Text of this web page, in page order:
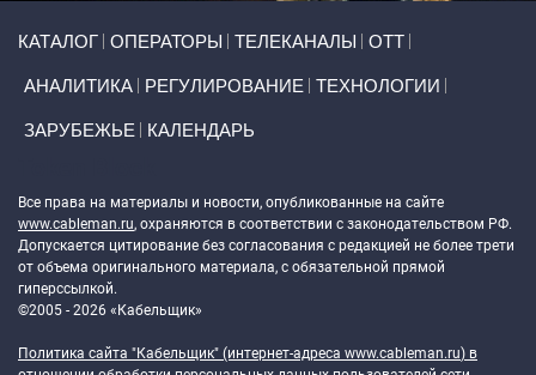
КАТАЛОГ ОПЕРАТОРЫ ТЕЛЕКАНАЛЫ ОТТ
АНАЛИТИКА РЕГУЛИРОВАНИЕ ТЕХНОЛОГИИ
ЗАРУБЕЖЬЕ КАЛЕНДАРЬ
Все права на материалы и новости, опубликованные на сайте
www.cableman.ru, охраняются в соответствии с законодательством РФ.
Допускается цитирование без согласования с редакцией не более трети
от объема оригинального материала, с обязательной прямой
гиперссылкой.
©2005 - 2026 «Кабельщик»
Политика сайта "Кабельщик" (интернет-адреса www.cableman.ru) в